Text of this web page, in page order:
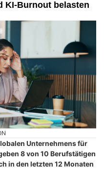
KI-Burnout belasten
Unternehmens für
8 von 10 Berufstätigen
in den letzten 12 Monaten